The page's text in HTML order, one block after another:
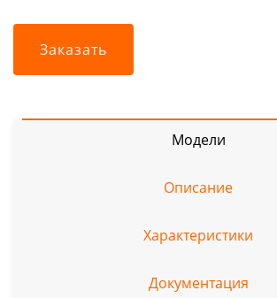
Заказать
Модели
Описание
Характеристики
Документация